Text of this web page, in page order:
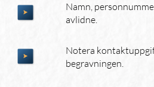
Namn,
avlidne.
Notera
begravningen.